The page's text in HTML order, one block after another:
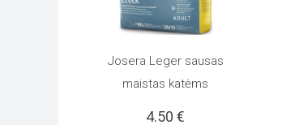
PASIRINKTI SAVYBES This
Josera Leger sausas
maistas katėms
4.50 €